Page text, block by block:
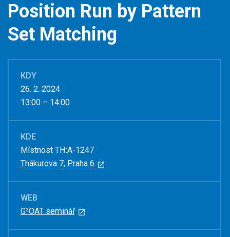
Position Run by Pattern
Set Matching
KDY
26. 2. 2024
13:00 – 14:00
KDE
Místnost TH:A-1247
Thákurova 7, Praha 6
WEB
G²OAT seminář